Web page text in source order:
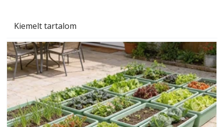
Kiemelt tartalom